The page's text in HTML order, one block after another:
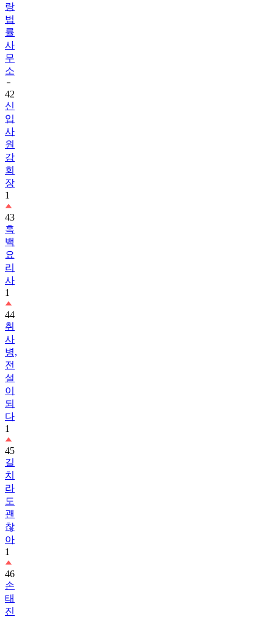
랑
법
률
사
무
소
42
신
입
사
원
강
회
장
1
43
흑
백
요
리
사
1
44
취
사
병,
전
설
이
되
다
1
45
길
치
라
도
괜
찮
아
1
46
손
태
진